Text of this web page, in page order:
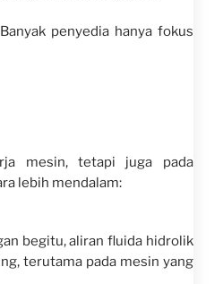
penyedia hanya fokus
mesin, tetapi juga pada
lebih mendalam:
begitu, aliran fluida hidrolik
terutama pada mesin yang